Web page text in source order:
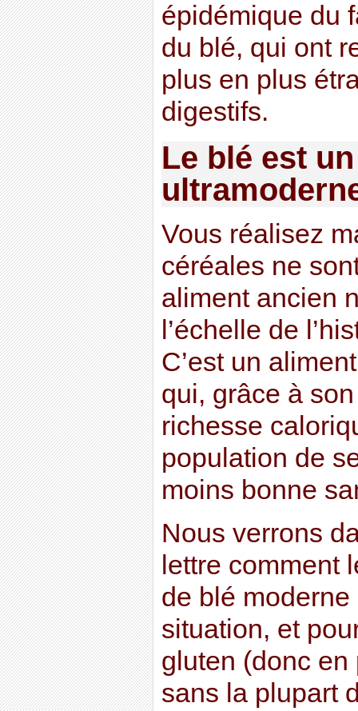
épidémique du
du blé, qui ont
plus en plus
digestifs.
Le blé est
Vous réalisez
céréales ne
aliment ancien
l’échelle de
C’est un
qui, grâce à
richesse
population de
moins bonne
Nous verrons
lettre comment
de blé
situation, et
gluten (donc
sans la plupart